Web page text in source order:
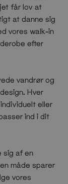
får lov at
at danne sig
vores walk-in
efter
vandrør og
Hver
eller
ind i dit
sig af en
måde sparer
vores